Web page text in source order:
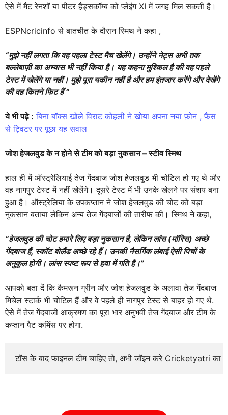
ऐसे में मैट रेनशॉ या पीटर हैंड्सकॉम्ब को प्लेइंग XI में जगह मिल सकती है।
ESPNcricinfo से बातचीत के दौरान स्मिथ ने कहा ,
“मुझे नहीं लगता कि वह पहला टेस्ट मैच खेलेंगे। उन्होंने नेट्स अभी तक
बल्लेबाज़ी का अभ्यास भी नहीं किया है। यह कहना मुश्किल है की वह पहले
टेस्ट में खेलेंगे या नहीं। मुझे पूरा यकीन नहीं है और हम इंतजार करेंगे और देखेंगे
की वह कितने फिट हैं “
ये भी पढ़े : बिना बॉक्स खोले विराट कोहली ने खोया अपना नया फ़ोन , फैंस
से ट्विटर पर पूछा यह सवाल
जोश हेजलवुड के न होने से टीम को बड़ा नुकसान – स्टीव स्मिथ
हाल ही में ऑस्ट्रेलियाई तेज गेंदबाज जोश हेजलवुड भी चोटिल हो गए थे और
वह नागपुर टेस्ट में नहीं खेलेंगे। दूसरे टेस्ट में भी उनके खेलने पर संशय बना
हुआ है। ऑस्ट्रेलिया के उपकप्तान ने जोश हेजलवुड की चोट को बड़ा
नुकसान बताया लेकिन अन्य तेज गेंदबाजों की तारीफ की। स्मिथ ने कहा,
“हेजलवुड की चोट हमारे लिए बड़ा नुकसान है, लेकिन लांस (मॉरिस) अच्छे
गेंदबाज हैं, स्कॉट बोलैंड अच्छे रहे हैं। उनकी नैसर्गिक लंबाई ऐसी पिचों के
अनुकूल होगी। लांस स्पष्ट रूप से हवा में गति है।”
आपको बता दें कि कैमरून ग्रीन और जोश हेजलवुड के अलावा तेज गेंदबाज
मिचेल स्टार्क भी चोटिल हैं और वे पहले ही नागपुर टेस्ट से बाहर हो गए थे.
ऐसे में तेज गेंदबाजी आक्रमण का पूरा भार अनुभवी तेज गेंदबाज और टीम के
कप्तान पैट कमिंस पर होगा.
टॉस के बाद फाइनल टीम चाहिए तो, अभी जॉइन करे Cricketyatri